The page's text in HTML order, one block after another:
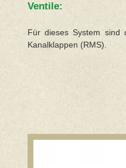
Ventile:
Für dieses System sind
Kanalklappen (RMS).